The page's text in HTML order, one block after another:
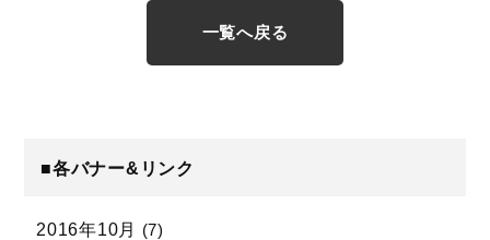
一覧へ戻る
■各バナー&リンク
2016年10月 (7)